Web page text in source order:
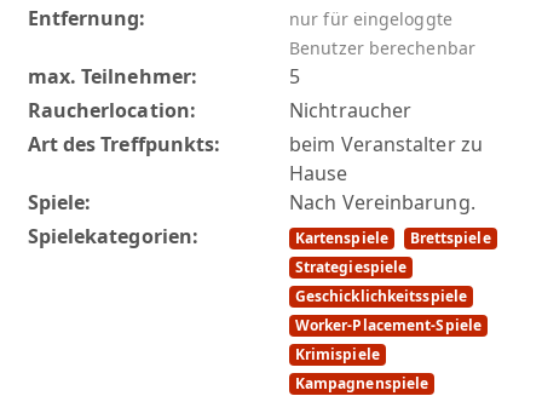
Entfernung:
nur für eingeloggte
Benutzer berechenbar
max. Teilnehmer:
5
Raucherlocation:
Nichtraucher
Art des Treffpunkts:
beim Veranstalter zu
Hause
Spiele:
Nach Vereinbarung.
Spielekategorien:
Kartenspiele
Brettspiele
Strategiespiele
Geschicklichkeitsspiele
Worker-Placement-Spiele
Krimispiele
Kampagnenspiele